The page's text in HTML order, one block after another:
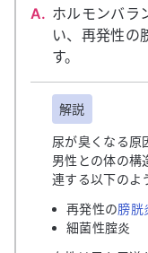
A. ホルモンバラ
い、再発性の
す。
解説
尿が臭くなる原
男性との体の構
連する以下のよ
再発性の膀胱
細菌性腟炎